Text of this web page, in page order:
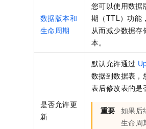
数据版本和
生命周期
您可以使用数据
期（TTL）功能
从而减少数据存
本。
是否允许更
新
默认允许通过
数据到数据表，
表后修改表的是
重要 如果后
生命周